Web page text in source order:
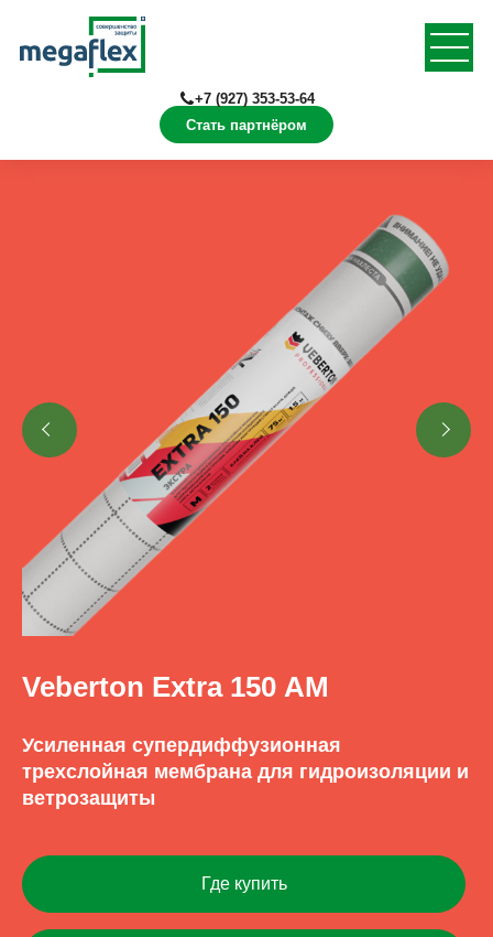
Стать партнёром
+7 (927) 353-53-64
Veberton Extra 150 АМ
Усиленная супердиффузионная
трехслойная мембрана для гидроизоляции и
ветрозащиты
Где купить